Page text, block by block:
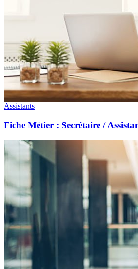
Assistants
Fiche Métier : Secrétaire /